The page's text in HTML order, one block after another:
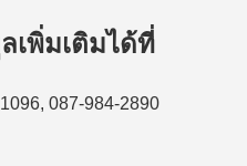
เพิ่มเติมได้ที่
087-984-2890